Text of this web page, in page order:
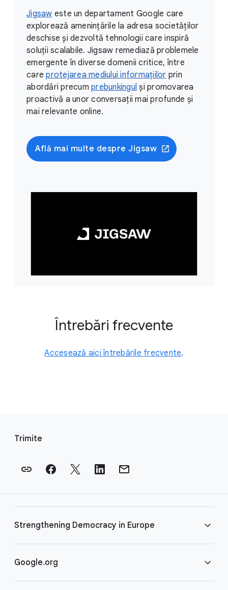
Jigsaw este un departament Google care
explorează amenințările la adresa societăților
deschise și dezvoltă tehnologii care inspiră
soluții scalabile. Jigsaw remediază problemele
emergente în diverse domenii critice, între
careprotejarea mediului informațiilor prin
abordări precum prebunkingul și promovarea
proactivă a unor conversații mai profunde și
mai relevante online.
Află mai multe despre Jigsaw
Întrebări frecvente
Accesează aici întrebările frecvente.
Trimite
Strengthening Democracy in Europe
Întrebări frecvente
Google.org